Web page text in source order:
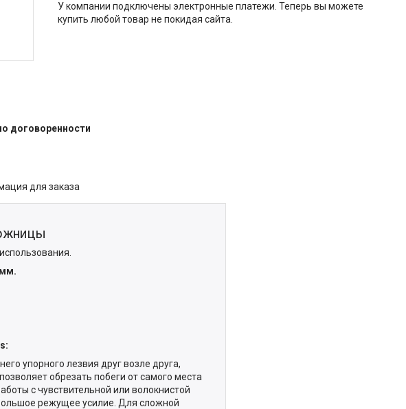
У компании подключены электронные платежи. Теперь вы можете
купить любой товар не покидая сайта.
договоренности
для заказа
упорного лезвия друг возле друга,
обрезать побеги от самого места
с чувствительной или волокнистой
режущее усилие. Для сложной